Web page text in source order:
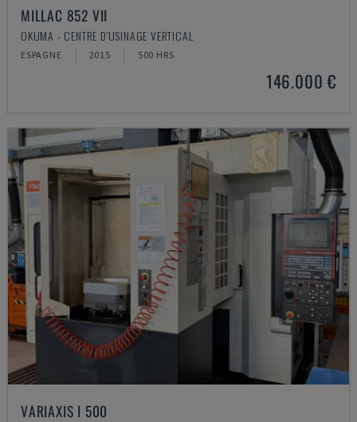
MILLAC 852 VII
OKUMA - CENTRE D'USINAGE VERTICAL
ESPAGNE 2015 500 HRS
146.000 €
VARIAXIS I 500